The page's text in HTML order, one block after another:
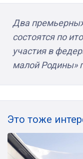
Два
состоятся по
участия в
малой Родины»
Это тоже